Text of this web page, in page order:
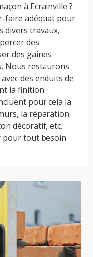
à Ecrainville ?
faire adéquat pour
divers travaux,
des
des gaines
Nous restaurons
des enduits de
la finition
pour cela la
la réparation
décoratif, etc.
pour tout besoin